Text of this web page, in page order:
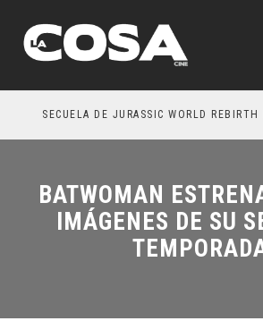
SECUELA DE JURASSIC WORLD REBIRTH
BATWOMAN
IMÁGENES DE SU
TEMPORADA